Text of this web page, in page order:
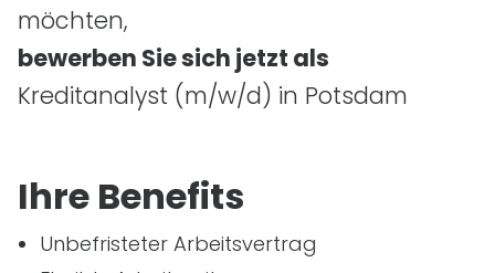
möchten,
bewerben Sie sich jetzt als
Kreditanalyst (m/w/d) in Potsdam
Ihre Benefits
Unbefristeter Arbeitsvertrag